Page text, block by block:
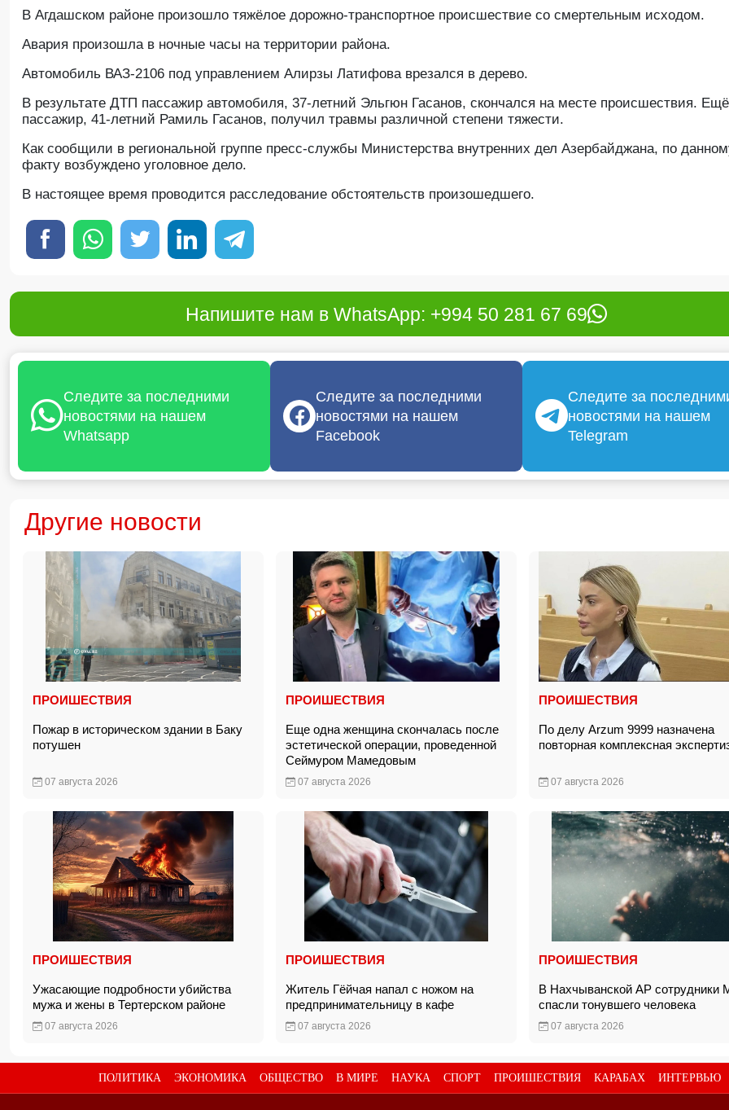
В Агдашском районе произошло тяжёлое дорожно-транспортное происшествие со смертельным исходом.
Авария произошла в ночные часы на территории района.
Автомобиль ВАЗ-2106 под управлением Алирзы Латифова врезался в дерево.
В результате ДТП пассажир автомобиля, 37-летний Эльгюн Гасанов, скончался на месте происшествия.
пассажир, 41-летний Рамиль Гасанов, получил травмы различной степени тяжести.
Как сообщили в региональной группе пресс-службы Министерства внутренних дел Азербайджана, по
факту возбуждено уголовное дело.
В настоящее время проводится расследование обстоятельств произошедшего.
Напишите нам в WhatsApp: +994 50 281 67 69
Следите за последними
новостями на нашем
Whatsapp
Следите за последними
новостями на нашем
Facebook
Следите за
новостями на нашем
Telegram
Другие новости
ПРОИШЕСТВИЯ
Пожар в историческом здании в Баку
потушен
07 августа 2026
ПРОИШЕСТВИЯ
Еще одна женщина скончалась после
эстетической операции, проведенной
Сеймуром Мамедовым
07 августа 2026
ПРОИШЕСТВИЯ
По делу Arzum 9999 назначена
повторная комплексная
07 августа 2026
ПРОИШЕСТВИЯ
Ужасающие подробности убийства
мужа и жены в Тертерском районе
07 августа 2026
ПРОИШЕСТВИЯ
Житель Гёйчая напал с ножом на
предпринимательницу в кафе
07 августа 2026
ПРОИШЕСТВИЯ
В Нахчыванской АР сотрудники
спасли тонувшего человека
07 августа 2026
ПОЛИТИКА ЭКОНОМИКА ОБЩЕСТВО В МИРЕ НАУКА СПОРТ ПРОИШЕСТВИЯ КАРАБАХ ИНТЕРВЬЮ